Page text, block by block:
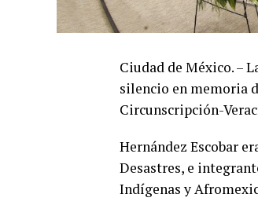
Ciudad de México. –
silencio en memoria
Circunscripción-
Hernández Escobar
Desastres, e
Indígenas y